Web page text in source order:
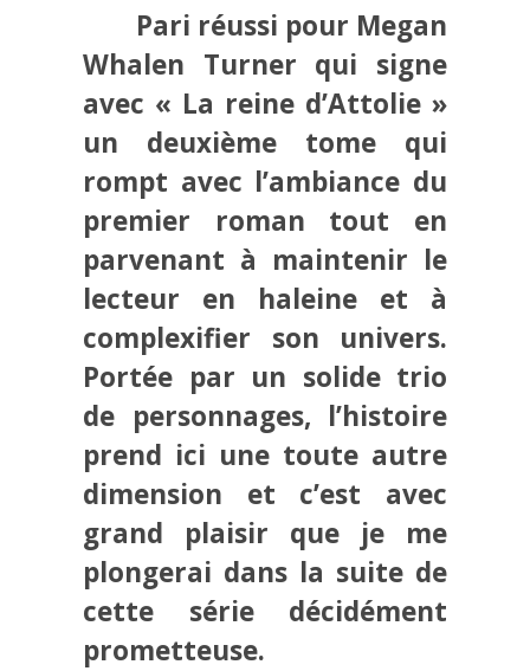
Pari réussi pour Megan
Whalen Turner qui signe
avec « La reine d’Attolie »
un deuxième tome qui
rompt avec l’ambiance du
premier roman tout en
parvenant à maintenir le
lecteur en haleine et à
complexifier son univers.
Portée par un solide trio
de personnages, l’histoire
prend ici une toute autre
dimension et c’est avec
grand plaisir que je me
plongerai dans la suite de
cette série décidément
prometteuse.